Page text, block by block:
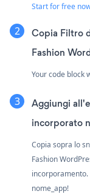
Start for free
Copia Filtro
Fashion
Your code block
Aggiungi
incorporato
Copia sopra lo
Fashion
nome_app!